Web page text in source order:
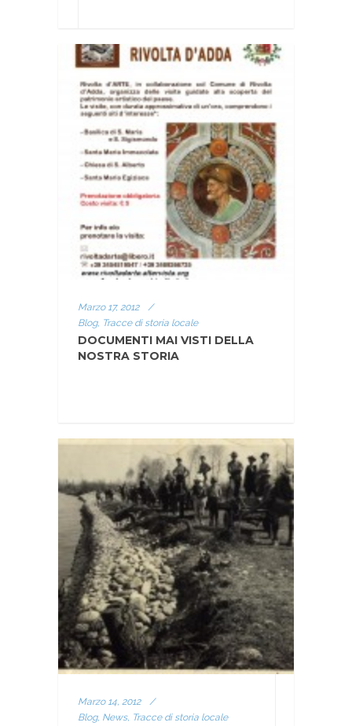
Marzo 17, 2012
/
Blog, Tracce di storia locale
DOCUMENTI MAI VISTI DELLA
NOSTRA STORIA
Marzo 14, 2012
/
Blog, News, Tracce di storia locale